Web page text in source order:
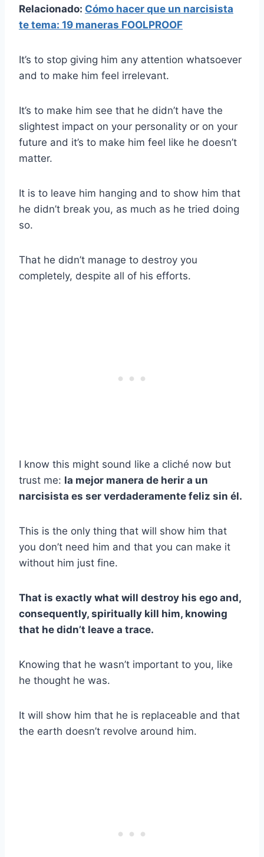
Relacionado: Cómo hacer que un narcisista
te tema: 19 maneras FOOLPROOF
It’s to stop giving him any attention whatsoever
and to make him feel irrelevant.
It’s to make him see that he didn’t have the
slightest impact on your personality or on your
future and it’s to make him feel like he doesn’t
matter.
It is to leave him hanging and to show him that
he didn’t break you, as much as he tried doing
so.
That he didn’t manage to destroy you
completely, despite all of his efforts.
I know this might sound like a cliché now but
trust me: la mejor manera de herir a un
narcisista es ser verdaderamente feliz sin él.
This is the only thing that will show him that
you don’t need him and that you can make it
without him just fine.
That is exactly what will destroy his ego and,
consequently, spiritually kill him, knowing
that he didn’t leave a trace.
Knowing that he wasn’t important to you, like
he thought he was.
It will show him that he is replaceable and that
the earth doesn’t revolve around him.